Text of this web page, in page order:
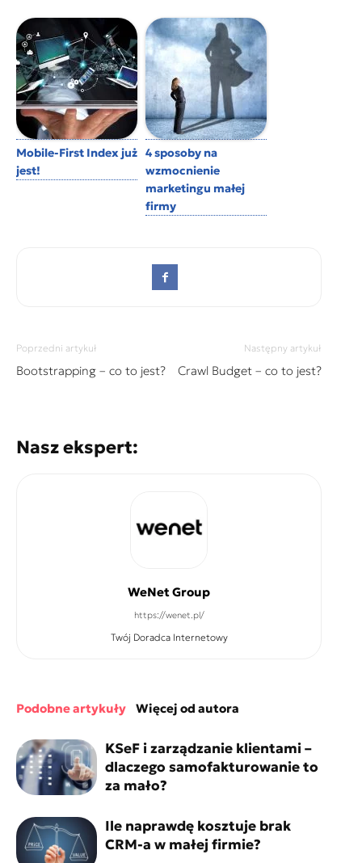
Mobile-First Index już
jest!
4 sposoby na
wzmocnienie
marketingu małej
firmy
Poprzedni artykuł
Bootstrapping – co to jest?
Następny artykuł
Crawl Budget – co to jest?
Nasz ekspert:
WeNet Group
https://wenet.pl/
Twój Doradca Internetowy
podobne artykuły więcej od autora
KSeF i zarządzanie klientami –
dlaczego samofakturowanie to
za mało?
Ile naprawdę kosztuje brak
CRM-a w małej firmie?